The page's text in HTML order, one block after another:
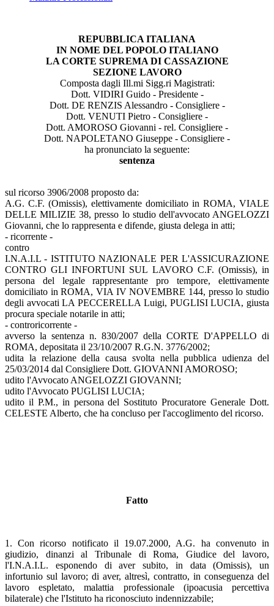
REPUBBLICA ITALIANA
IN NOME DEL POPOLO ITALIANO
LA CORTE SUPREMA DI CASSAZIONE
SEZIONE LAVORO
Composta dagli Ill.mi Sigg.ri Magistrati:
Dott. VIDIRI Guido - Presidente -
Dott. DE RENZIS Alessandro - Consigliere -
Dott. VENUTI Pietro - Consigliere -
Dott. AMOROSO Giovanni - rel. Consigliere -
Dott. NAPOLETANO Giuseppe - Consigliere -
ha pronunciato la seguente:
sentenza
sul ricorso 3906/2008 proposto da:
A.G. C.F. (Omissis), elettivamente domiciliato in ROMA, VIALE
DELLE MILIZIE 38, presso lo studio dell'avvocato ANGELOZZI
Giovanni, che lo rappresenta e difende, giusta delega in atti;
- ricorrente -
contro
I.N.A.I.L - ISTITUTO NAZIONALE PER L'ASSICURAZIONE
CONTRO GLI INFORTUNI SUL LAVORO C.F. (Omissis), in
persona del legale rappresentante pro tempore, elettivamente
domiciliato in ROMA, VIA IV NOVEMBRE 144, presso lo studio
degli avvocati LA PECCERELLA Luigi, PUGLISI LUCIA, giusta
procura speciale notarile in atti;
- controricorrente -
avverso la sentenza n. 830/2007 della CORTE D'APPELLO di
ROMA, depositata il 23/10/2007 R.G.N. 3776/2002;
udita la relazione della causa svolta nella pubblica udienza del
25/03/2014 dal Consigliere Dott. GIOVANNI AMOROSO;
udito l'Avvocato ANGELOZZI GIOVANNI;
udito l'Avvocato PUGLISI LUCIA;
udito il P.M., in persona del Sostituto Procuratore Generale Dott.
CELESTE Alberto, che ha concluso per l'accoglimento del ricorso.
Fatto
1. Con ricorso notificato il 19.07.2000, A.G. ha convenuto in
giudizio, dinanzi al Tribunale di Roma, Giudice del lavoro,
l'I.N.A.I.L. esponendo di aver subito, in data (Omissis), un
infortunio sul lavoro; di aver, altresì, contratto, in conseguenza del
lavoro espletato, malattia professionale (ipoacusia percettiva
bilaterale) che l'Istituto ha riconosciuto indennizzabile;